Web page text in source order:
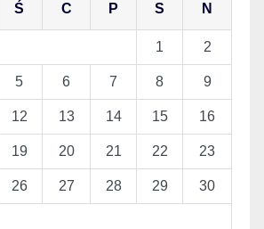
Ś C P S N
1 2
5 6 7 8 9
12 13 14 15 16
19 20 21 22 23
26 27 28 29 30